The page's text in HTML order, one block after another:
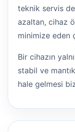
teknik servis
azaltan, cihaz
minimize eden
Bir cihazın
stabil ve
hale gelmesi